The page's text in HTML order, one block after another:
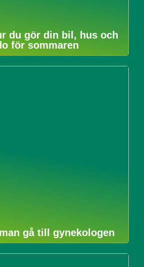
du gör din bil, hus och
för sommaren
gå till gynekologen